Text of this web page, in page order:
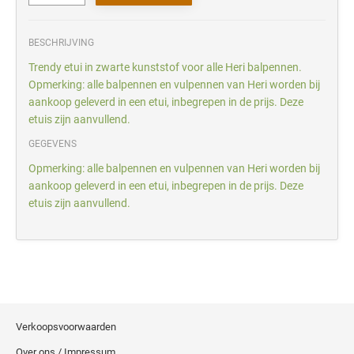
BESCHRIJVING
Trendy etui in zwarte kunststof voor alle Heri balpennen.
Opmerking: alle balpennen en vulpennen van Heri worden bij
aankoop geleverd in een etui, inbegrepen in de prijs. Deze
etuis zijn aanvullend.
GEGEVENS
Opmerking: alle balpennen en vulpennen van Heri worden bij
aankoop geleverd in een etui, inbegrepen in de prijs. Deze
etuis zijn aanvullend.
Verkoopsvoorwaarden